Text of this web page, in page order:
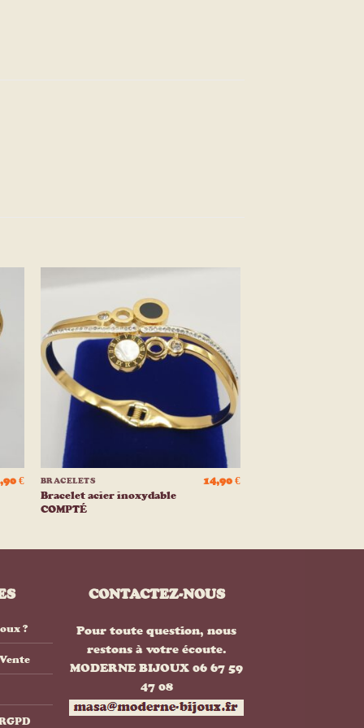
€
d’envies
+
BRACELETS
Bracelet acier inoxydable
COMPTÉ
14,90€
?
CONTACTEZ-NOUS
Pour toute question, nous
restons à votre écoute.
MODERNE BIJOUX 06 67 59
47 08